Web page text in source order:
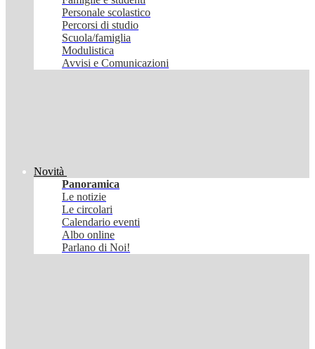
Personale scolastico
Percorsi di studio
Scuola/famiglia
Modulistica
Avvisi e Comunicazioni
Novità
Panoramica
Le notizie
Le circolari
Calendario eventi
Albo online
Parlano di Noi!